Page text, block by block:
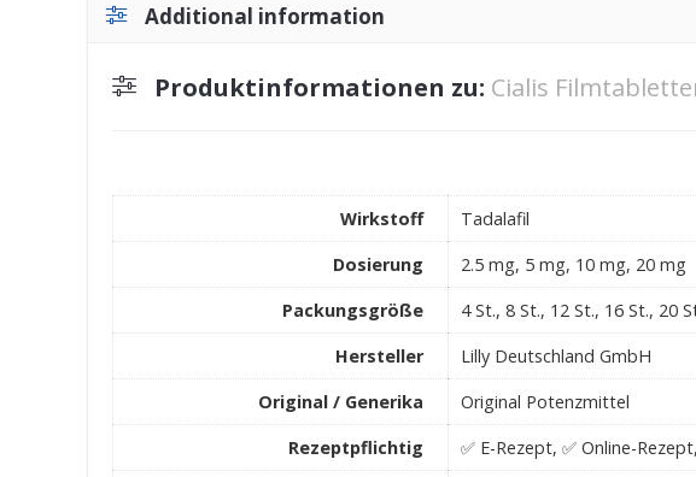
Additional information
Produktinformationen zu: Cialis
Wirkstoff
Tadalafil
Dosierung
2.5 mg, 5 mg, 10 mg, 20 mg
Packungsgröße
4 St., 8 St., 12 St., 16 St., 20
Hersteller
Lilly Deutschland GmbH
Original / Generika
Original Potenzmittel
Rezeptpflichtig
✅ E-Rezept, ✅ Online-